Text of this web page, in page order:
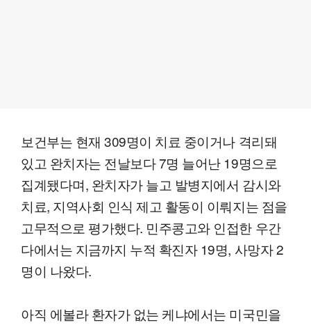
보건부는 현재 309명이 치료 중이거나 격리돼
있고 완치자는 전날보다 7명 늘어난 19명으로
집계됐다며, 완치자가 늘고 발병지에서 감시와
치료, 지역사회 인식 제고 활동이 이뤄지는 점을
고무적으로 평가했다. 민주콩고와 인접한 우간
다에서는 지금까지 누적 확진자 19명, 사망자 2
명이 나왔다.
아직 에볼라 환자가 없는 케냐에서는 미국민을